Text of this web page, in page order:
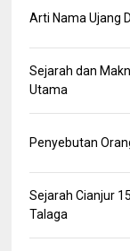
Arti Nama Ujang
Sejarah dan
Utama
Penyebutan
Sejarah Cianjur
Talaga